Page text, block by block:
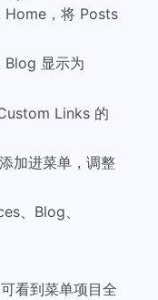
Home，将 Posts
显示为
Links 的
加进菜单，调整
、Blog、
看到菜单项目全